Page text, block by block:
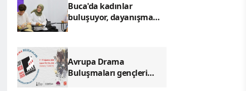
Buca'da kadınlar
buluşuyor, dayanışma
Avrupa Drama
Buluşmaları gençleri